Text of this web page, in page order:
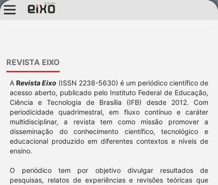
REVISTA EIXO
A Revista Eixo (ISSN 2238-5630) é um periódico científico de
acesso aberto, publicado pelo Instituto Federal de Educação,
Ciência e Tecnologia de Brasília (IFB) desde 2012. Com
periodicidade quadrimestral, em fluxo contínuo e caráter
multidisciplinar, a revista tem como missão promover a
disseminação do conhecimento científico, tecnológico e
educacional produzido em diferentes contextos e níveis de
ensino.
O periódico tem por objetivo divulgar resultados de
pesquisas, relatos de experiências e revisões teóricas que